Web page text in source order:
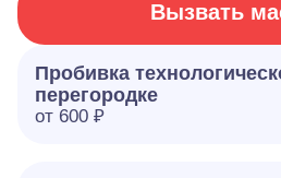
Вызвать
Пробивка
перегородке
от 600 ₽